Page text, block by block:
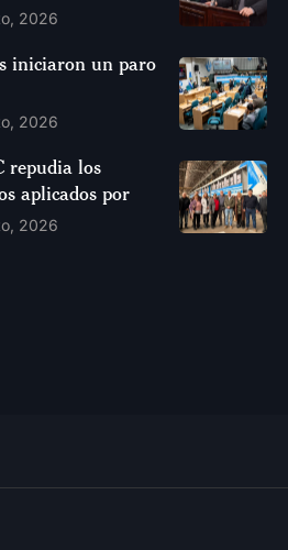
2026
iniciaron un paro
2026
repudia los
aplicados por
2026